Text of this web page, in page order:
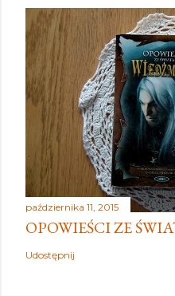
października 11, 2015
OPOWIEŚCI ZE
Udostępnij